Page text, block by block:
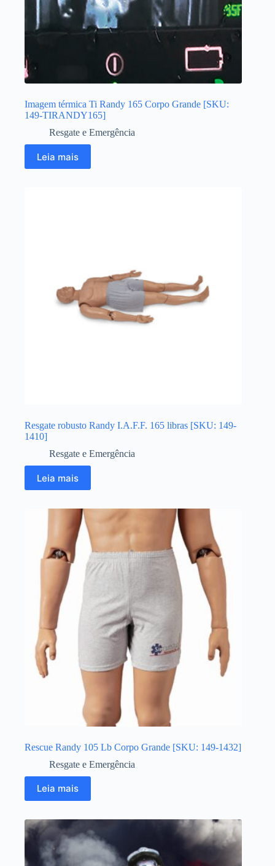
Imagem térmica Ti Randy 165 Corpo Grande [SKU:
149-TIRANDY165]
Resgate e Emergência
Leia mais
Resgate robusto Randy I.A.F.F. 165 libras [SKU: 149-
1410]
Resgate e Emergência
Leia mais
Rescue Randy 105 Lb Corpo Grande [SKU: 149-1432]
Resgate e Emergência
Leia mais